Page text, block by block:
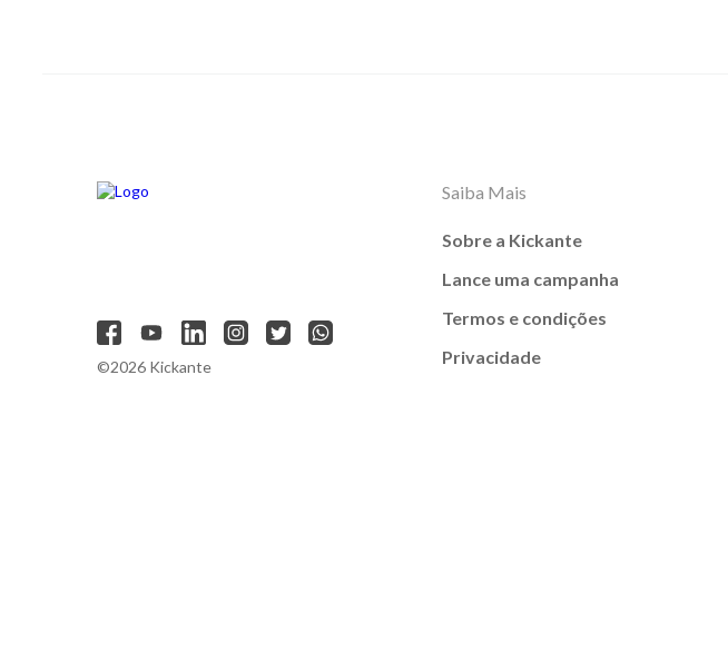
©2026 Kickante
Saiba Mais
Sobre a Kickante
Lance uma campanha
Termos e condições
Privacidade